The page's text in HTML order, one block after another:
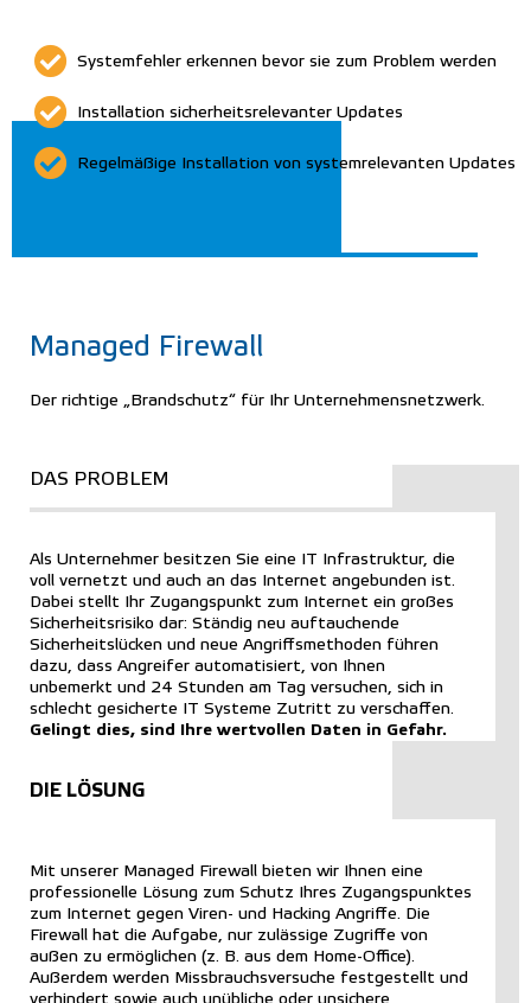
Systemfehler erkennen bevor sie zum Problem werden
Installation sicherheitsrelevanter Updates
Regelmäßige Installation von systemrelevanten Updates
Managed Firewall
Der richtige „Brandschutz“ für Ihr Unternehmensnetzwerk.
DAS PROBLEM
Als Unternehmer besitzen Sie eine IT Infrastruktur, die
voll vernetzt und auch an das Internet angebunden ist.
Dabei stellt Ihr Zugangspunkt zum Internet ein großes
Sicherheitsrisiko dar: Ständig neu auftauchende
Sicherheitslücken und neue Angriffsmethoden führen
dazu, dass Angreifer automatisiert, von Ihnen
unbemerkt und 24 Stunden am Tag versuchen, sich in
schlecht gesicherte IT Systeme Zutritt zu verschaffen.
Gelingt dies, sind Ihre wertvollen Daten in Gefahr.
DIE LÖSUNG
Mit unserer Managed Firewall bieten wir Ihnen eine
professionelle Lösung zum Schutz Ihres Zugangspunktes
zum Internet gegen Viren- und Hacking Angriffe. Die
Firewall hat die Aufgabe, nur zulässige Zugriffe von
außen zu ermöglichen (z. B. aus dem Home-Office).
Außerdem werden Missbrauchsversuche festgestellt und
verhindert sowie auch unübliche oder unsichere